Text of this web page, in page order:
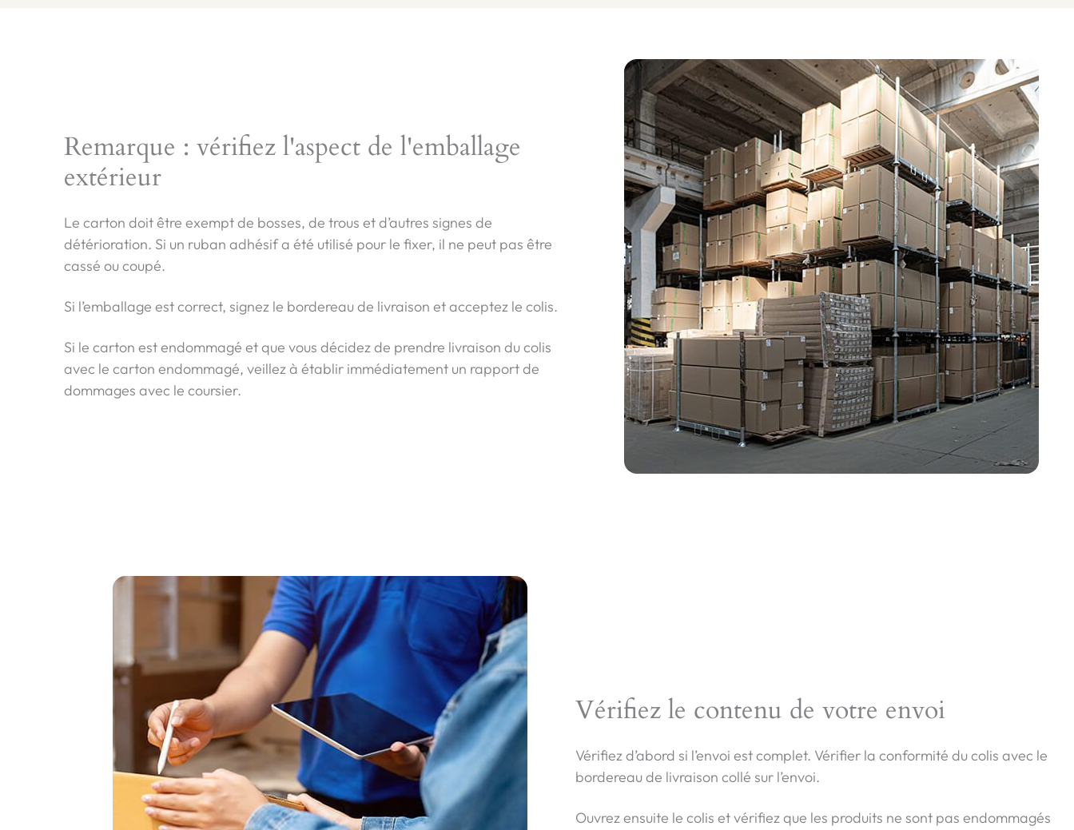
Remarque : vérifiez l'aspect de l'emballage
extérieur
Le carton doit être exempt de bosses, de trous et d’autres signes de
détérioration. Si un ruban adhésif a été utilisé pour le fixer, il ne peut pas être
cassé ou coupé.
Si l’emballage est correct, signez le bordereau de livraison et acceptez le colis.
Si le carton est endommagé et que vous décidez de prendre livraison du colis
avec le carton endommagé, veillez à établir immédiatement un rapport de
dommages avec le coursier.
Vérifiez le contenu de votre envoi
Vérifiez d’abord si l’envoi est complet. Vérifier la conformité du colis avec le
bordereau de livraison collé sur l’envoi.
Ouvrez ensuite le colis et vérifiez que les produits ne sont pas endommagés